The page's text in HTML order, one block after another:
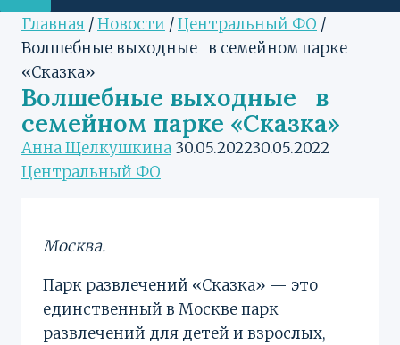
Главная /Новости /Центральный ФО /
Волшебные выходные в семейном парке
«Сказка»
Волшебные выходные в
семейном парке «Сказка»
Анна Щелкушкина 30.05.202230.05.2022
Центральный ФО
Москва.
Парк развлечений «Сказка» — это
единственный в Москве парк
развлечений для детей и взрослых,